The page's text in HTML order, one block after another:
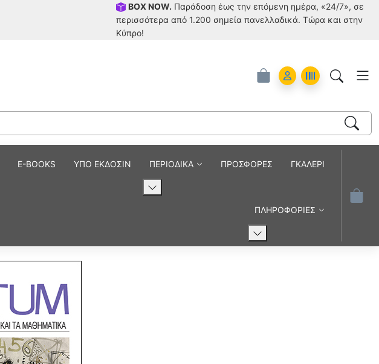
BOX NOW. Παράδοση έως την επόμενη ημέρα, «24/7», σε
περισσότερα από 1.200 σημεία πανελλαδικά. Tώρα και στην
Κύπρο!
Account
Orders
E-BOOKS ΥΠΟ ΕΚΔΟΣΙΝ ΠΕΡΙΟΔΙΚΑ ΠΡΟΣΦΟΡΕΣ ΓΚΑΛΕΡΙ
ΠΛΗΡΟΦΟΡΙΕΣ